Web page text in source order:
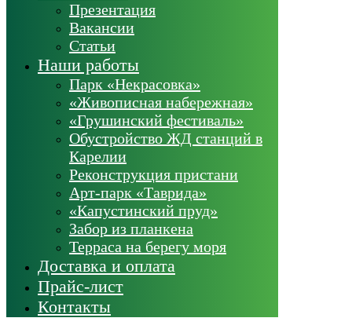
Презентация
Вакансии
Статьи
Наши работы
Парк «Некрасовка»
«Живописная набережная»
«Грушинский фестиваль»
Обустройство ЖД станций в
Карелии
Реконструкция пристани
Арт-парк «Таврида»
«Капустинский пруд»
Забор из планкена
Терраса на берегу моря
Доставка и оплата
Прайс-лист
Контакты